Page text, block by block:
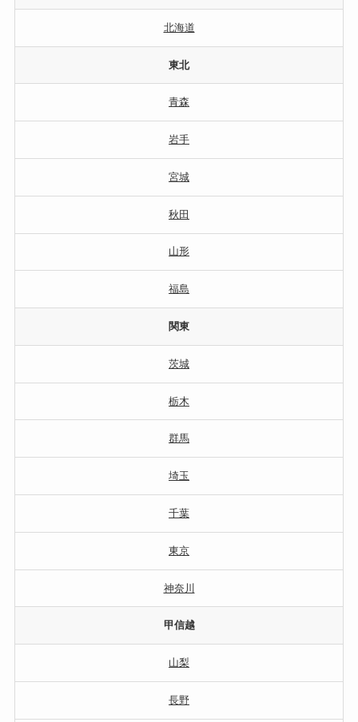
北海道
東北
青森
岩手
宮城
秋田
山形
福島
関東
茨城
栃木
群馬
埼玉
千葉
東京
神奈川
甲信越
山梨
長野